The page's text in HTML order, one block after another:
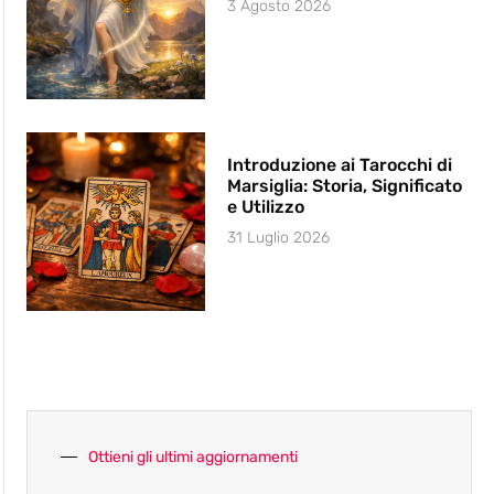
3 Agosto 2026
Introduzione ai Tarocchi di
Marsiglia: Storia, Significato
e Utilizzo
31 Luglio 2026
Ottieni gli ultimi aggiornamenti